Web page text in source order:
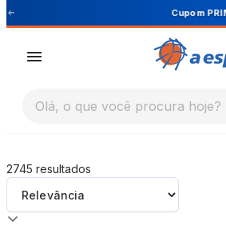
A Esportiva Cupom PRIMEIRA10
Olá, o que você procura hoje?
2745 resultados